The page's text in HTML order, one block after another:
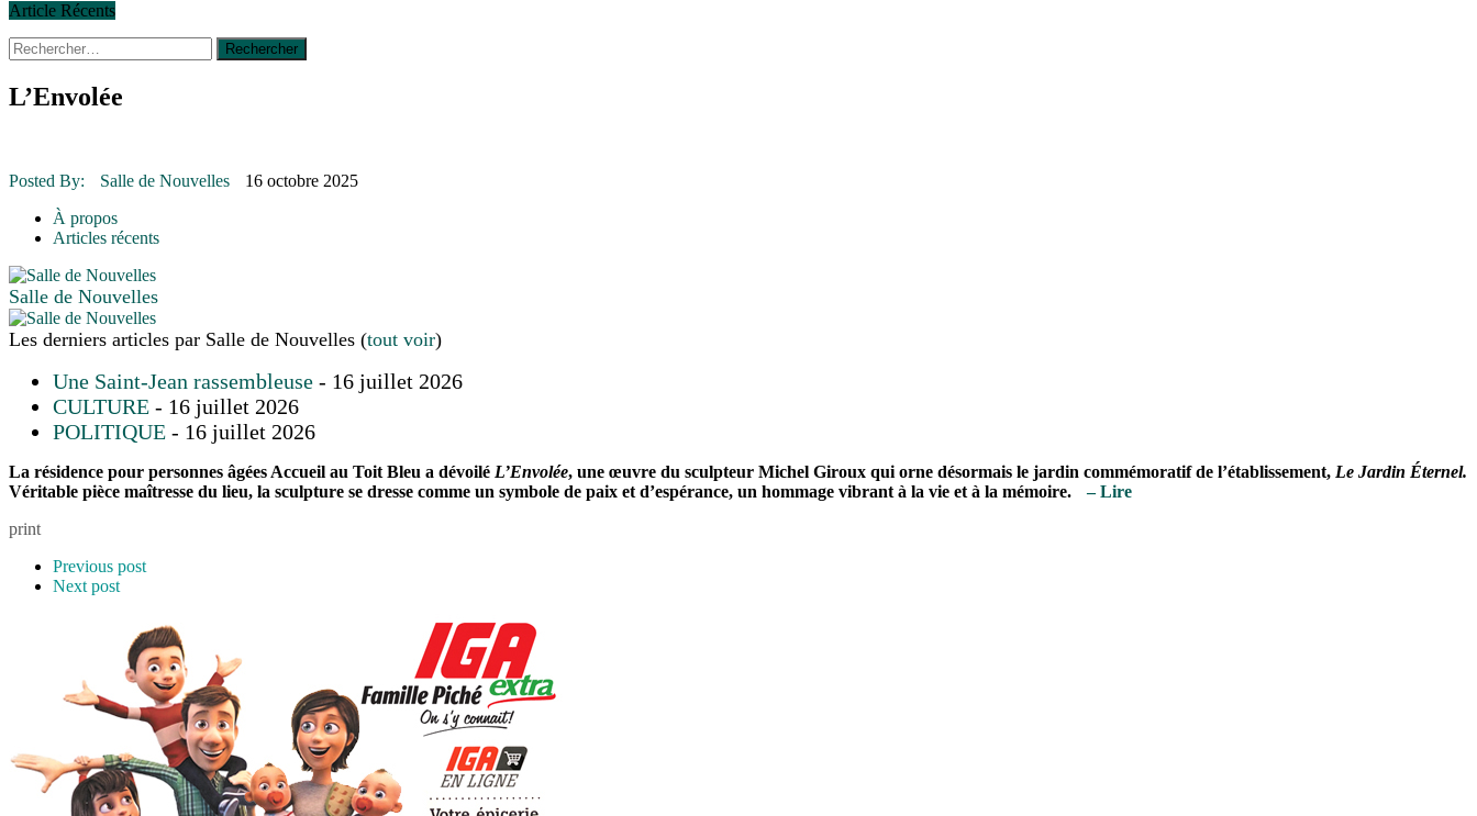
Article Récents
14 octobre 2015
La course de boîtes à savon du club Optimiste de Prévost
30 juin 2015
16 juillet 2026
16 juillet 2026 | COMMUNAUTAIRE
Rechercher :
L’Envolée
Posted By: Salle de Nouvelles
16 octobre 2025
À propos
Articles récents
Salle de Nouvelles
Les derniers articles par Salle de Nouvelles (tout voir)
Une Saint-Jean rassembleuse - 16 juillet 2026
CULTURE - 16 juillet 2026
POLITIQUE - 16 juillet 2026
La résidence pour personnes âgées Accueil au Toit Bleu a dévoilé L’Envolée, une œuvre du sculpteur Michel Giroux qui orne désormais le jardin commémoratif de l’établissement, Le Jardin Éternel.
Véritable pièce maîtresse du lieu, la sculpture se dresse comme un symbole de paix et d’espérance, un hommage vibrant à la vie et à la mémoire.
– Lire
print
Previous post
Next post